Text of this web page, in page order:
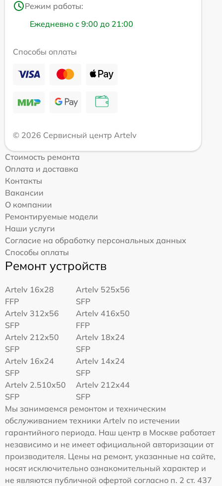
Режим работы:
Ежедневно с 9:00 до 21:00
Способы оплаты
© 2026 Сервисный центр Artelv
Стоимость ремонта
Оплата и доставка
Контакты
Вакансии
О компании
Ремонтируемые модели
Наши услуги
Согласие на обработку персональных данных
Способы оплаты
Ремонт устройств
Artelv 16x28
FFP
Artelv 525x56
SFP
Artelv 312x56
SFP
Artelv 416x50
FFP
Artelv 212x50
SFP
Artelv 18x24
SFP
Artelv 16x24
SFP
Artelv 14x24
SFP
Artelv 2.510x50
SFP
Artelv 212x44
SFP
Мы занимаемся ремонтом и техническим
обслуживанием техники Artelv по истечении
гарантийного периода. Наш центр в Москве работает
независимо и не имеет официальной авторизации от
производителя. Цены на ремонт, указанные на сайте,
носят исключительно ознакомительный характер и
не являются публичной офертой согласно п. 2 ст. 437